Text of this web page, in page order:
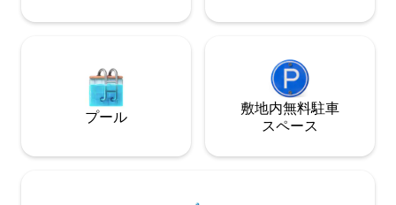
の食品の保管ニーズを満たすことができ
ます。3つの広々とした明るい大きな寝室
すべての寝室には遮光カーテンが備えら
れており、寝具はすべて120スレッドのサ
テン綿で、柔らかく快適で、完璧な睡眠
用高椅子、ステップスツール、子供用ト
イレシートなど、乳幼児連れのご家族向
プール
敷地内無料駐⁠車
ス⁠ペ⁠ー⁠ス